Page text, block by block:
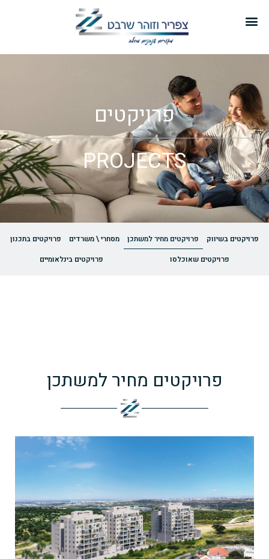
פרויקטים
PROJECTS
פרויקטים בשיווק פרויקטים מחיר למשתכן מסחרי \ משרדים
פרויקטים בתכנון
פרויקטים שאוכלסו
פרויקטים בינלאומיים
פרויקטים מחיר למשתכן